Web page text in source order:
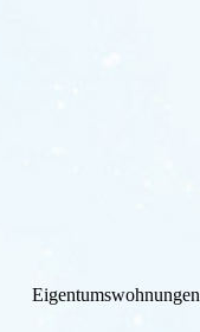
Eigentumswohnungen